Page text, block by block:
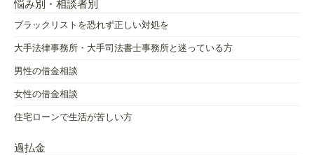
悩み別・相談者別
ブラックリストを恐れず正しい対処を
大手法律事務所・大手司法書士事務所と迷っている方
男性の借金相談
女性の借金相談
住宅ローンで生活が苦しい方
過払金